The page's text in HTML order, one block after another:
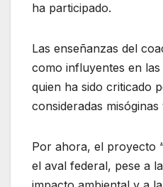
ha participado.
Las enseñanzas del
como influyentes en
quien ha sido criticado
consideradas misóginas
Por ahora, el proyecto
el aval federal, pese a